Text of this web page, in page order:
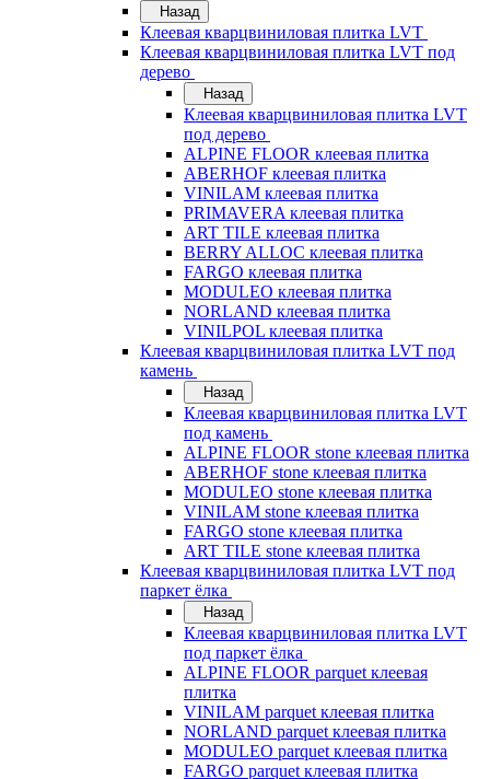
Назад
Клеевая кварцвиниловая плитка LVT
Клеевая кварцвиниловая плитка LVT под
дерево
Назад
Клеевая кварцвиниловая плитка LVT
под дерево
ALPINE FLOOR клеевая плитка
ABERHOF клеевая плитка
VINILAM клеевая плитка
PRIMAVERA клеевая плитка
ART TILE клеевая плитка
BERRY ALLOC клеевая плитка
FARGO клеевая плитка
MODULEO клеевая плитка
NORLAND клеевая плитка
VINILPOL клеевая плитка
Клеевая кварцвиниловая плитка LVT под
камень
Назад
Клеевая кварцвиниловая плитка LVT
под камень
ALPINE FLOOR stone клеевая плитка
ABERHOF stone клеевая плитка
MODULEO stone клеевая плитка
VINILAM stone клеевая плитка
FARGO stone клеевая плитка
ART TILE stone клеевая плитка
Клеевая кварцвиниловая плитка LVT под
паркет ёлка
Назад
Клеевая кварцвиниловая плитка LVT
под паркет ёлка
ALPINE FLOOR parquet клеевая
плитка
VINILAM parquet клеевая плитка
NORLAND parquet клеевая плитка
MODULEO parquet клеевая плитка
FARGO parquet клеевая плитка